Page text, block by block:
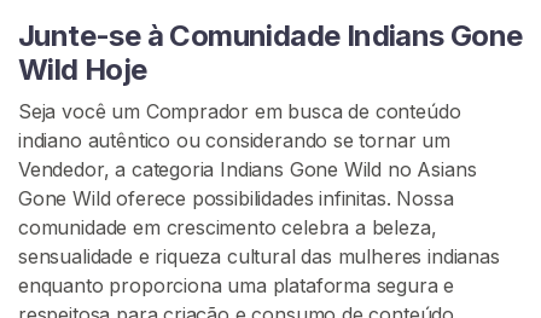
Junte-se à Comunidade Indians Gone
Wild Hoje
Seja você um Comprador em busca de conteúdo
indiano autêntico ou considerando se tornar um
Vendedor, a categoria Indians Gone Wild no Asians
Gone Wild oferece possibilidades infinitas. Nossa
comunidade em crescimento celebra a beleza,
sensualidade e riqueza cultural das mulheres indianas
enquanto proporciona uma plataforma segura e
A
R
C
o
n
t